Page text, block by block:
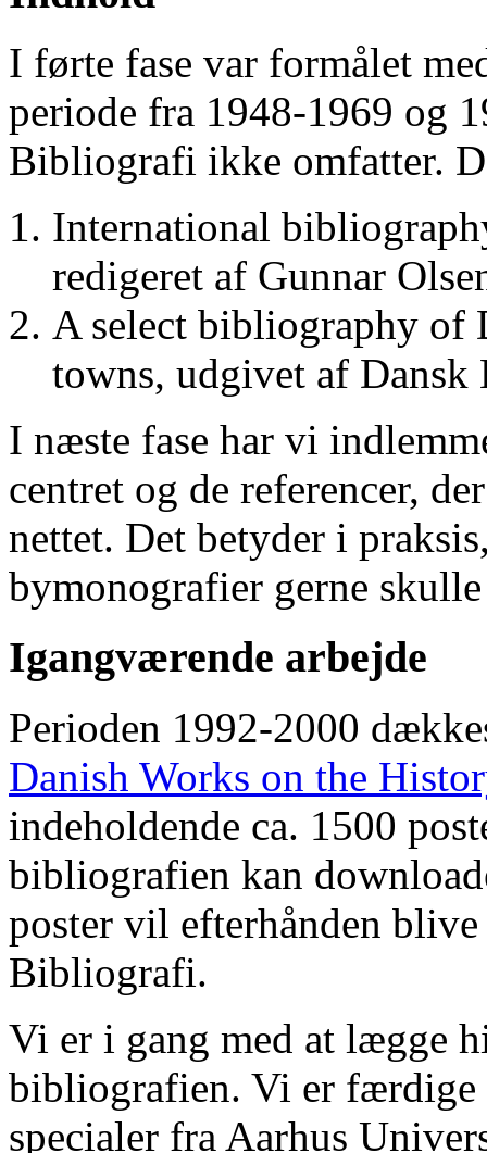
I førte fase var formålet
periode fra 1948-1969 og
Bibliografi ikke omfatter.
International
redigeret af Gunnar
A select bibliography of
towns, udgivet af
I næste fase har vi
centret og de referencer,
nettet. Det betyder i
bymonografier gerne
Igangværende arbejde
Perioden 1992-2000
Danish Works on the
indeholdende ca. 1500
bibliografien kan
poster vil efterhånden
Bibliografi.
Vi er i gang med at lægge
bibliografien. Vi er færdige
specialer fra Aarhus